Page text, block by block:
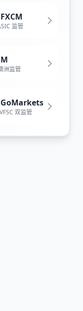
监管
洲监管
GoMarkets
双监管